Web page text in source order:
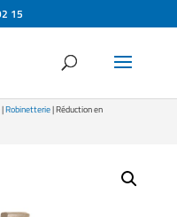
15
|Robinetterie| Réduction en